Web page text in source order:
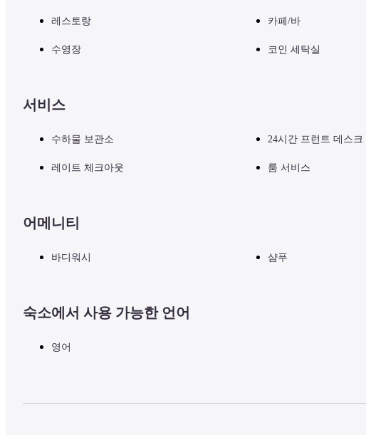
레스토랑 카페/바
수영장 코인 세탁실
서비스
수하물 보관소 24시간 프런트 데스크
레이트 체크아웃 룸 서비스
어메니티
바디워시 샴푸
숙소에서 사용 가능한 언어
영어